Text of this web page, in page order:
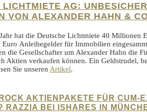
LICHTMIETE AG:
VON ALEXANDER HAHN &
hat die Deutsche Lichtmiete 40 Millionen
Anleihegelder für Immobilien
die Gesellschafter um Alexander Hahn die
Aktien verkaufen können. Ein Geldstrudel,
Sie unseren Artikel.
AKTIENPAKETE FÜR CUM-
RAZZIA BEI ISHARES IN